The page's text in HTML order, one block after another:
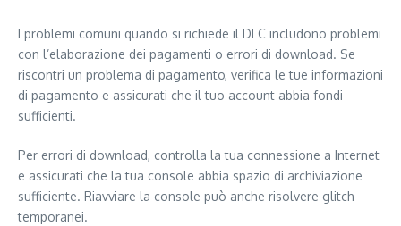
I problemi comuni quando si richiede il DLC includono problemi
con l’elaborazione dei pagamenti o errori di download. Se
riscontri un problema di pagamento, verifica le tue informazioni
di pagamento e assicurati che il tuo account abbia fondi
sufficienti.
Per errori di download, controlla la tua connessione a Internet
e assicurati che la tua console abbia spazio di archiviazione
sufficiente. Riavviare la console può anche risolvere glitch
temporanei.